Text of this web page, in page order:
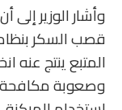
وأشار الوزير
قصب السكر
المتبع ينتج عنه
وصعوبة مكافحة